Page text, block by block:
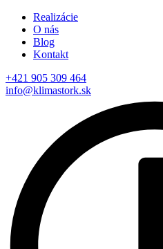
Realizácie
O nás
Blog
Kontakt
+421 905 309 464
info@klimastork.sk